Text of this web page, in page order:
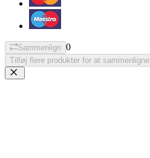
Sammenlign 0
Tilføj flere produkter for at sammenligne